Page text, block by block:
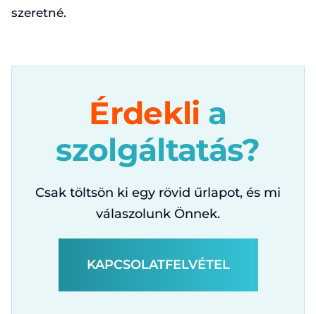
szeretné.
Érdekli a
szolgáltatás?
Csak töltsön ki egy rövid űrlapot, és mi
válaszolunk Önnek.
KAPCSOLATFELVÉTEL